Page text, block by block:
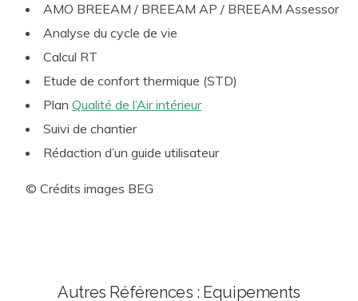
AMO BREEAM / BREEAM AP / BREEAM Assessor
Analyse du cycle de vie
Calcul RT
Etude de confort thermique (STD)
Plan Qualité de l’Air intérieur
Suivi de chantier
Rédaction d’un guide utilisateur
© Crédits images BEG
Autres Références : Equipements